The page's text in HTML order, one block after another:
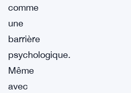
comme
une
barrière
psychologique.
Même
avec